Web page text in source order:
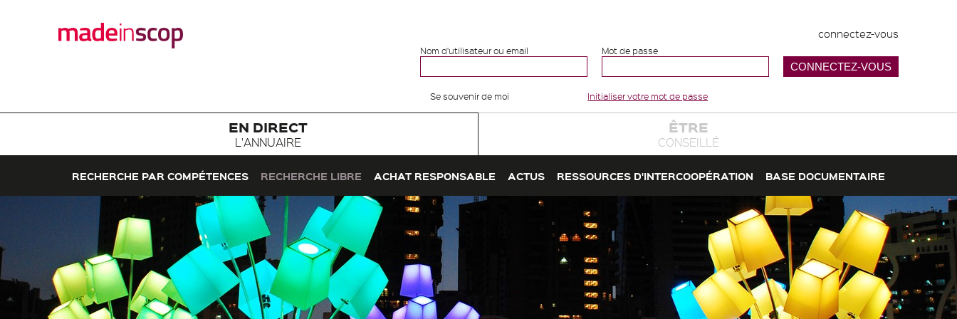
connectez-vous
Nom d'utilisateur ou email Mot de passe
Se souvenir de moi Initialiser votre mot de passe
EN DIRECT
L'ANNUAIRE
ÊTRE
CONSEILLÉ
RECHERCHE PAR COMPÉTENCES RECHERCHE LIBRE ACHAT RESPONSABLE ACTUS RESSOURCES D'INTERCOOPÉRATION BASE DOCUMENTAIRE